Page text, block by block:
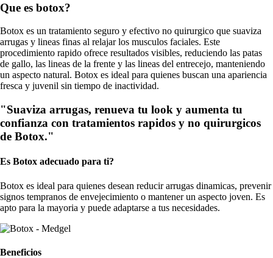
Que es botox?
Botox es un tratamiento seguro y efectivo no quirurgico que suaviza
arrugas y lineas finas al relajar los musculos faciales. Este
procedimiento rapido ofrece resultados visibles, reduciendo las patas
de gallo, las lineas de la frente y las lineas del entrecejo, manteniendo
un aspecto natural. Botox es ideal para quienes buscan una apariencia
fresca y juvenil sin tiempo de inactividad.
"Suaviza arrugas, renueva tu look y aumenta tu
confianza con tratamientos rapidos y no quirurgicos
de Botox."
Es Botox adecuado para ti?
Botox es ideal para quienes desean reducir arrugas dinamicas, prevenir
signos tempranos de envejecimiento o mantener un aspecto joven. Es
apto para la mayoria y puede adaptarse a tus necesidades.
Beneficios